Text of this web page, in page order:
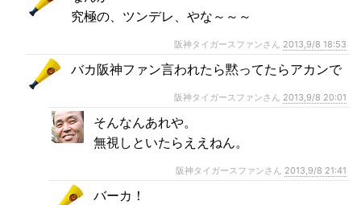
究極の、ツンデレ、やな～～～
阪神タイガースファンさん 2013,9/8 18:53
バカ阪神ファン言われたら黙ってたらアカンで
阪神タイガースファンさん 2013,9/8 20:01
そんなんあれや。
無視しといたらええねん。
阪神タイガースファンさん 2013,9/8 21:41
バーカ！